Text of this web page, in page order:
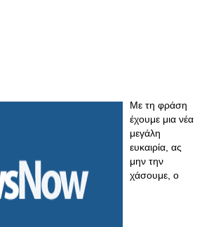
Με τη φράση
έχουμε μια νέα
μεγάλη
ευκαιρία, ας
μην την
χάσουμε, ο